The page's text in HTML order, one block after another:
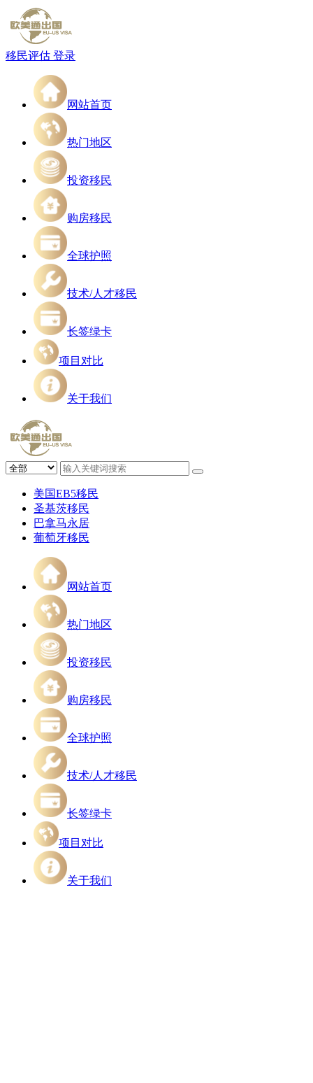
移民评估 登录
网站首页
热门地区
投资移民
购房移民
全球护照
技术/人才移民
长签绿卡
项目对比
关于我们
美国EB5移民
圣基茨移民
巴拿马永居
葡萄牙移民
网站首页
热门地区
投资移民
购房移民
全球护照
技术/人才移民
长签绿卡
项目对比
关于我们